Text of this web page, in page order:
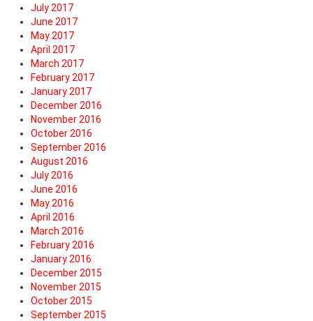
July 2017
June 2017
May 2017
April 2017
March 2017
February 2017
January 2017
December 2016
November 2016
October 2016
September 2016
August 2016
July 2016
June 2016
May 2016
April 2016
March 2016
February 2016
January 2016
December 2015
November 2015
October 2015
September 2015